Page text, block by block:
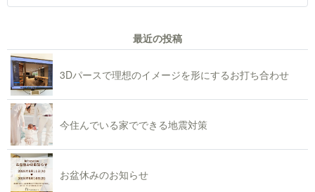
最近の投稿
3Dパースで理想のイメージを形にするお打ち合わせ
今住んでいる家でできる地震対策
お盆休みのお知らせ